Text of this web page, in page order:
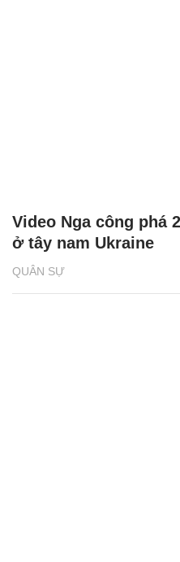
QUÂN SỰ
Video Nga công phá
ở tây nam Ukraine